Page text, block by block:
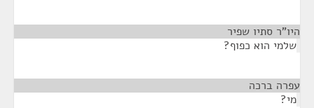
היו"ר סתיו שפיר
שלמי הוא כפוף?
עפרה ברכה
מי?